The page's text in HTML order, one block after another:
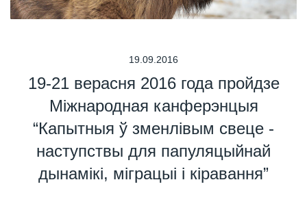
19.09.2016
19-21 верасня 2016 года пройдзе
Міжнародная канферэнцыя
“Капытныя ў зменлівым свеце -
наступствы для папуляцыйнай
дынамікі, міграцыі і кіравання”